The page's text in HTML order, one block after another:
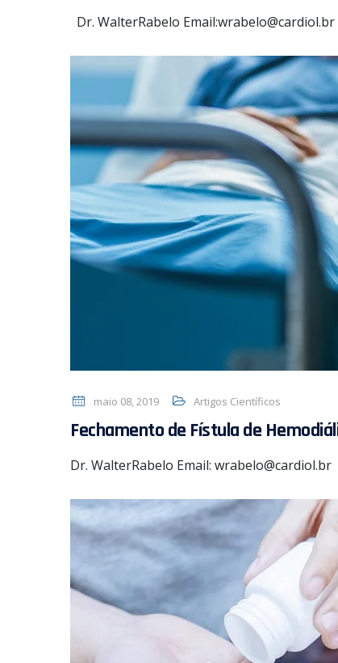
Dr. WalterRabelo
maio 08, 2019 Artigos Científicos
Fechamento de Fístula de
Dr. WalterRabelo Email: